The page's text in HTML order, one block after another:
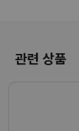
관련 상품